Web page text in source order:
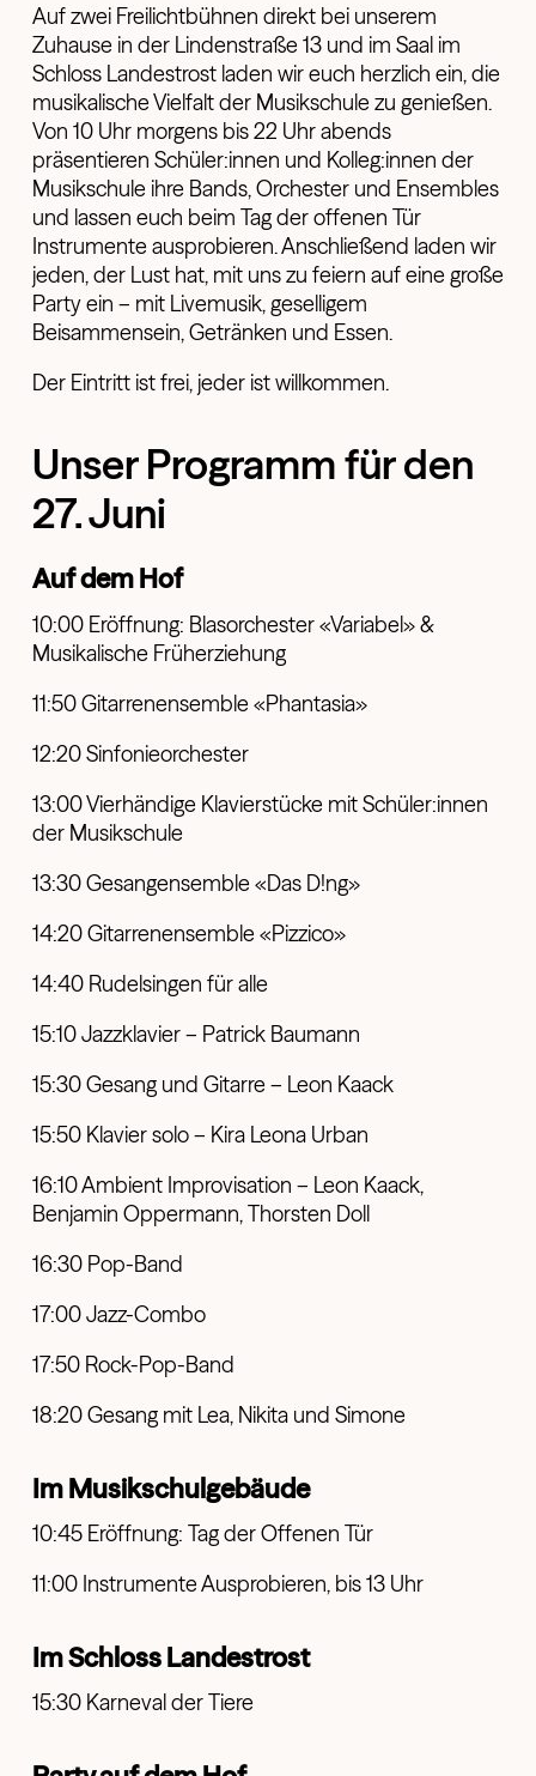
Auf zwei Freilichtbühnen direkt bei unserem
Zuhause in der Lindenstraße 13 und im Saal im
Schloss Landestrost laden wir euch herzlich ein, die
musikalische Vielfalt der Musikschule zu genießen.
Von 10 Uhr morgens bis 22 Uhr abends
präsentieren Schüler:innen und Kolleg:innen der
Musikschule ihre Bands, Orchester und Ensembles
und lassen euch beim Tag der offenen Tür
Instrumente ausprobieren. Anschließend laden wir
jeden, der Lust hat, mit uns zu feiern auf eine große
Party ein – mit Livemusik, geselligem
Beisammensein, Getränken und Essen.
Der Eintritt ist frei, jeder ist willkommen.
Unser Programm für den
27. Juni
Auf dem Hof
10:00 Eröffnung: Blasorchester «Variabel» &
Musikalische Früherziehung
11:50 Gitarrenensemble «Phantasia»
12:20 Sinfonieorchester
13:00 Vierhändige Klavierstücke mit Schüler:innen
der Musikschule
13:30 Gesangensemble «Das D!ng»
14:20 Gitarrenensemble «Pizzico»
14:40 Rudelsingen für alle
15:10 Jazzklavier – Patrick Baumann
15:30 Gesang und Gitarre – Leon Kaack
15:50 Klavier solo – Kira Leona Urban
16:10 Ambient Improvisation – Leon Kaack,
Benjamin Oppermann, Thorsten Doll
16:30 Pop-Band
17:00 Jazz-Combo
17:50 Rock-Pop-Band
18:20 Gesang mit Lea, Nikita und Simone
Im Musikschulgebäude
10:45 Eröffnung: Tag der Offenen Tür
11:00 Instrumente Ausprobieren, bis 13 Uhr
Im Schloss Landestrost
15:30 Karneval der Tiere